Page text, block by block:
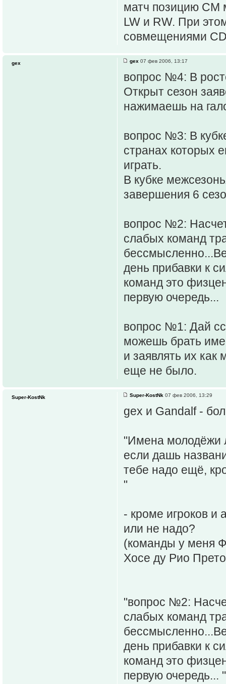
матч позицию CM
LW и RW. При
совмещениями
gex 07 фев 2006, 13:17
вопрос №4: В
Открыт сезон
нажимаешь на
вопрос №3: В
странах которых
играть.
В кубке
завершения 6
вопрос №2:
слабых команд
день прибавки к
команд это
первую очередь...
вопрос №1: Дай
можешь брать
и заявлять их как
еще не было.
gex
Super-KostNk 07 фев 2006, 13:29
gex и Gandalf -
"Имена молодёжи
если дашь
тебе надо ещё,
"
- кроме игроков
или не надо?
(команды у меня
Хосе ду Рио
"вопрос №2:
слабых команд
день прибавки к
команд это
первую очередь... "
Super-KostNk